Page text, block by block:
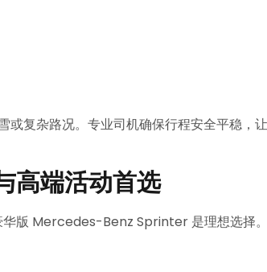
复杂路况。专业司机确保行程安全平稳，
端活动首选
版 Mercedes-Benz Sprinter 是理想选择。